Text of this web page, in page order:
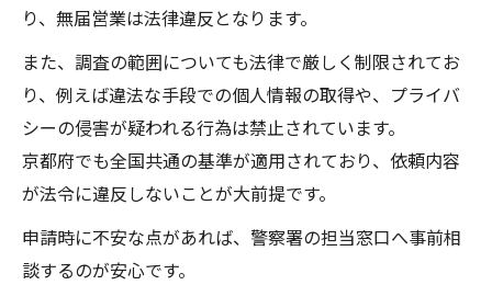
り、無届営業は法律違反となります。
また、調査の範囲についても法律で厳しく制限されてお
り、例えば違法な手段での個人情報の取得や、プライバ
シーの侵害が疑われる行為は禁止されています。
京都府でも全国共通の基準が適用されており、依頼内容
が法令に違反しないことが大前提です。
申請時に不安な点があれば、警察署の担当窓口へ事前相
談するのが安心です。